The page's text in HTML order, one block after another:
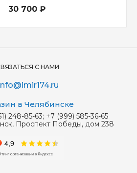
30 700 ₽
С НАМИ
в Челябинске
248-85-63; +7 (999) 585-36-65
Проспект Победы, дом 238